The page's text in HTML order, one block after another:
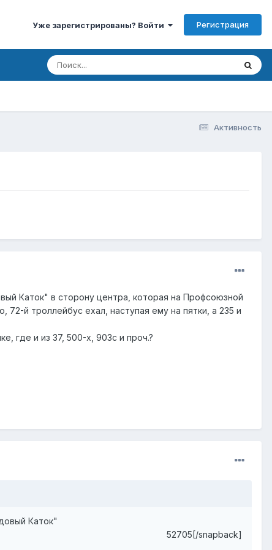
Уже зарегистрированы? Войти Регистрация
Активность
Каток" в сторону центра, которая на Профсоюзной
72-й троллейбус ехал, наступая ему на пятки, а 235 и
где и из 37, 500-х, 903с и проч.?
Каток"
52705[/snapback]